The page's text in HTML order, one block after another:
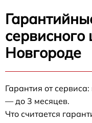
Новгороде
Гарантия от
— до 3 месяцев.
Что считается